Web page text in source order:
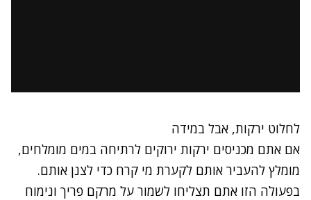
לחלוט ירקות, אבל במידה
אם אתם מכניסים ירקות ירוקים לרתיחה במים מומלחים,
מומלץ להעביר אותם לקערת מי קרח כדי לצנן אותם.
בפעולה הזו אתם תצליחו לשמור על מרקם פריך ונימוח